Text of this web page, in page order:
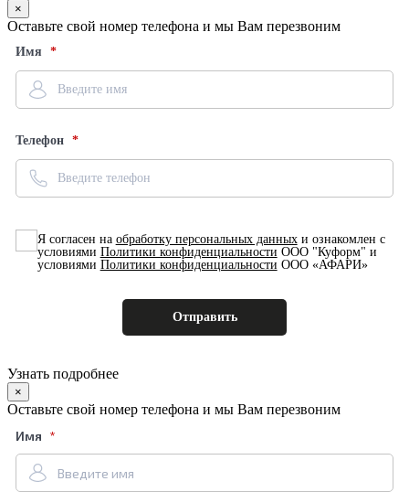
×
Оставьте свой номер телефона и мы Вам перезвоним
Имя
Телефон
Я согласен на обработку персональных данныхи ознакомлен с
условиями Политики конфиденциальности ООО "Куформ" и
условиями Политики конфиденциальности ООО «АФАРИ»
Узнать подробнее
×
Оставьте свой номер телефона и мы Вам перезвоним
Имя